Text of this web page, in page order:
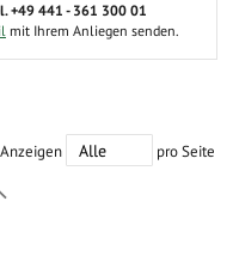
+49 441 - 361 300 01
mit Ihrem Anliegen senden.
Anzeigen pro Seite